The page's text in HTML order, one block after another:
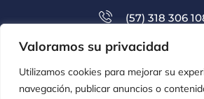
Valoramos su privacidad
Utilizamos cookies para mejorar su
navegación, publicar anuncios o
(57) 318 306
(57) 607 6569